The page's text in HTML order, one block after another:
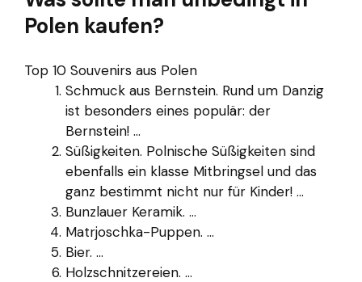
Polen kaufen?
Top 10 Souvenirs aus Polen
Schmuck aus Bernstein. Rund um Danzig
ist besonders eines populär: der
Bernstein! ...
Süßigkeiten. Polnische Süßigkeiten sind
ebenfalls ein klasse Mitbringsel und das
ganz bestimmt nicht nur für Kinder! ...
Bunzlauer Keramik. ...
Matrjoschka-Puppen. ...
Bier. ...
Holzschnitzereien. ...